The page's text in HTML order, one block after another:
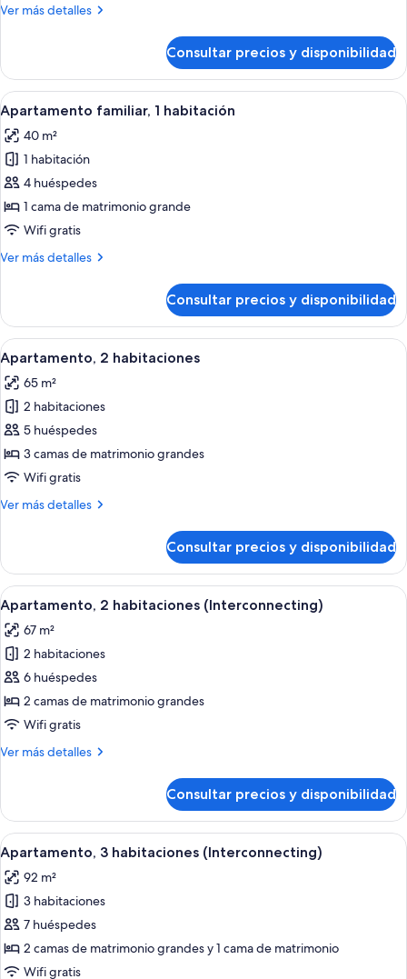
Ver más detalles
Más
1
habitación
Consultar precios y disponibilidad
Abrir
todas
las
fotos
de
Apartamento
familiar,
habitación
Una habitación de hotel con cama,
11
Apartamento familiar, 1 habitación
40 m²
1 habitación
4 huéspedes
1 cama de matrimonio grande
Wifi gratis
Ver más detalles
Más
familiar,
habitación
Consultar precios y disponibilidad
Abrir
todas
las
fotos
de
Apartamento,
2
Una habitación de hotel moderna
15
Apartamento, 2 habitaciones
65 m²
2 habitaciones
5 huéspedes
3 camas de matrimonio grandes
Wifi gratis
Ver más detalles
Más
2
habitaciones
Consultar precios y disponibilidad
Abrir
todas
las
fotos
de
Apartamento,
2
(Interconnecting)
Una habitación de hotel moderna
11
Apartamento, 2 habitaciones (Interconnecting)
67 m²
2 habitaciones
6 huéspedes
2 camas de matrimonio grandes
Wifi gratis
Ver más detalles
Más
2
habitaciones
(Interconnecting)
Consultar precios y disponibilidad
Abrir
todas
las
fotos
de
Apartamento,
3
Una habitación de hotel moderna
17
Apartamento, 3 habitaciones (Interconnecting)
92 m²
3 habitaciones
7 huéspedes
2 camas de matrimonio grandes y 1 cama de matrimonio
Wifi gratis